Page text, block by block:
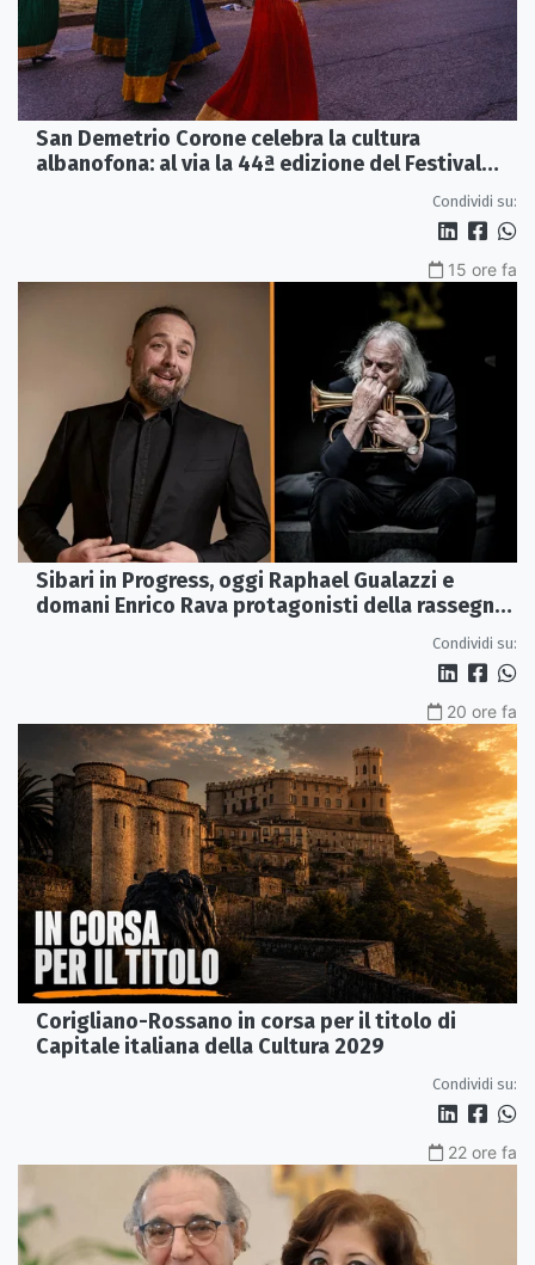
San Demetrio Corone celebra la cultura
albanofona: al via la 44ª edizione del Festival
Condividi su:
15 ore fa
Sibari in Progress, oggi Raphael Gualazzi e
domani Enrico Rava protagonisti della rassegna
Condividi su:
20 ore fa
Corigliano-Rossano in corsa per il titolo di
Capitale italiana della Cultura 2029
Condividi su:
22 ore fa